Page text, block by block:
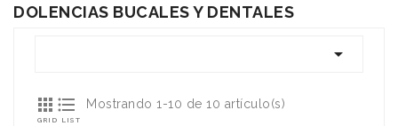
DOLENCIAS BUCALES Y DENTALES


GRID

LIST
Mostrando 1-10 de 10 artículo(s)